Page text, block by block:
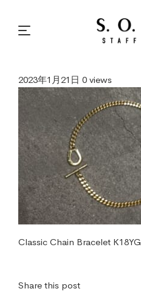
2023年1月21日 0 views
Classic Chain Bracelet K18YG
Share this post